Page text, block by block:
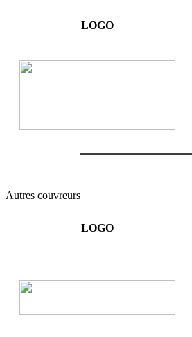
LOGO
Autres couvreurs
LOGO